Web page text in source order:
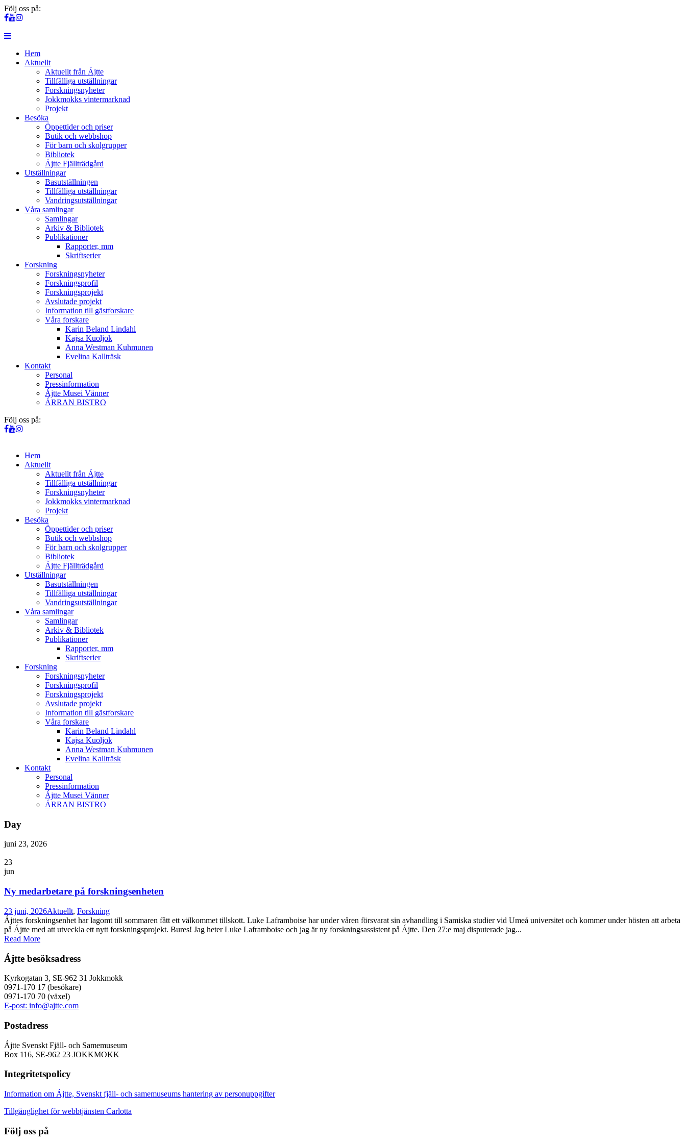
Följ oss på:
Hem
Aktuellt
Aktuellt från Ájtte
Tillfälliga utställningar
Forskningsnyheter
Jokkmokks vintermarknad
Projekt
Besöka
Öppettider och priser
Butik och webbshop
För barn och skolgrupper
Bibliotek
Ájtte Fjällträdgård
Utställningar
Basutställningen
Tillfälliga utställningar
Vandringsutställningar
Våra samlingar
Samlingar
Arkiv & Bibliotek
Publikationer
Rapporter, mm
Skriftserier
Forskning
Forskningsnyheter
Forskningsprofil
Forskningsprojekt
Avslutade projekt
Information till gästforskare
Våra forskare
Karin Beland Lindahl
Kajsa Kuoljok
Anna Westman Kuhmunen
Evelina Kallträsk
Kontakt
Personal
Pressinformation
Ájtte Musei Vänner
ÁRRAN BISTRO
Följ oss på:
Hem
Aktuellt
Aktuellt från Ájtte
Tillfälliga utställningar
Forskningsnyheter
Jokkmokks vintermarknad
Projekt
Besöka
Öppettider och priser
Butik och webbshop
För barn och skolgrupper
Bibliotek
Ájtte Fjällträdgård
Utställningar
Basutställningen
Tillfälliga utställningar
Vandringsutställningar
Våra samlingar
Samlingar
Arkiv & Bibliotek
Publikationer
Rapporter, mm
Skriftserier
Forskning
Forskningsnyheter
Forskningsprofil
Forskningsprojekt
Avslutade projekt
Information till gästforskare
Våra forskare
Karin Beland Lindahl
Kajsa Kuoljok
Anna Westman Kuhmunen
Evelina Kallträsk
Kontakt
Personal
Pressinformation
Ájtte Musei Vänner
ÁRRAN BISTRO
Day
juni 23, 2026
23
jun
Ny medarbetare på forskningsenheten
23 juni, 2026Aktuellt, Forskning
Ájttes forskningsenhet har lagomt till sommaren fått ett välkommet tillskott. Luke Laframboise har under våren försvarat sin avhandling i Samiska studier vid Umeå universitet och kommer under hösten att arbeta
på Ájtte med att utveckla ett nytt forskningsprojekt. Bures! Jag heter Luke Laframboise och jag är ny forskningsassistent på Ájtte. Den 27:e maj disputerade jag...
Read More
Ájtte besöksadress
Kyrkogatan 3, SE-962 31 Jokkmokk
0971-170 17 (besökare)
0971-170 70 (växel)
E-post: info@ajtte.com
Postadress
Ájtte Svenskt Fjäll- och Samemuseum
Box 116, SE-962 23 JOKKMOKK
Integritetspolicy
Information om Ájtte, Svenskt fjäll- och samemuseums hantering av personuppgifter
Tillgänglighet för webbtjänsten Carlotta
Följ oss på